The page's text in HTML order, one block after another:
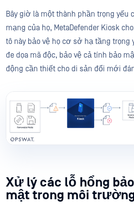
Bây giờ là một thành phần trọng yếu
mạng của họ, MetaDefender Kiosk
tô này bảo vệ họ cơ sở hạ tầng trọng
đe dọa mã độc, bảo vệ cả tính bảo
động cần thiết cho di sản đổi mới
Xử lý các lỗ hổng
mật trong môi